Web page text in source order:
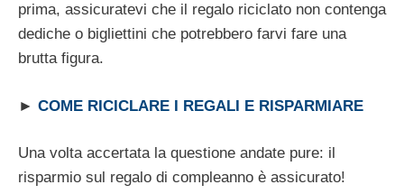
prima, assicuratevi che il regalo riciclato non contenga
dediche o bigliettini che potrebbero farvi fare una
brutta figura.
► COME RICICLARE I REGALI E RISPARMIARE
Una volta accertata la questione andate pure: il
risparmio sul regalo di compleanno è assicurato!